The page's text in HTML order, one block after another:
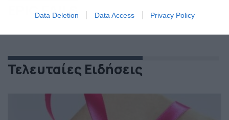
Data Deletion Data Access Privacy Policy
EPIC FAILS
Τελευταίες Ειδήσεις